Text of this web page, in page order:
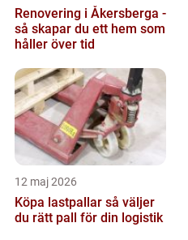
Renovering i Åkersberga -
så skapar du ett hem som
håller över tid
12 maj 2026
Köpa lastpallar så väljer
du rätt pall för din logistik